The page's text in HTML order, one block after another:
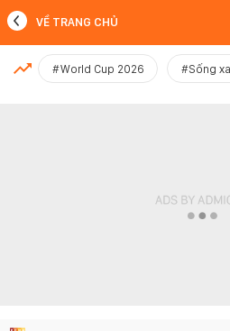
MỚI NHẤT
VỀ TRANG CHỦ
#World Cup 2026 #Sống